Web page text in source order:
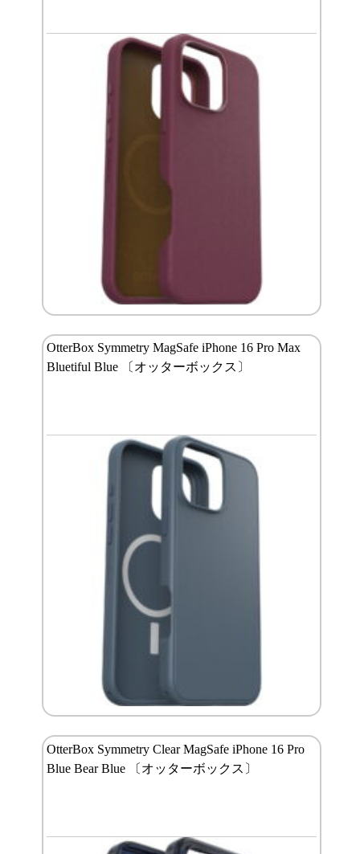
OtterBox Symmetry MagSafe iPhone 16 Pro Max
Bluetiful Blue 〔オッターボックス〕
OtterBox Symmetry Clear MagSafe iPhone 16 Pro
Blue Bear Blue 〔オッターボックス〕